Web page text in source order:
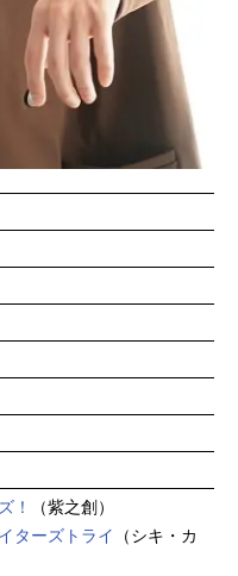
！
（紫之創）
ターズトライ
（シキ・カ